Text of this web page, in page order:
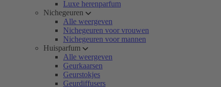
Luxe herenparfum
Nichegeuren
Alle weergeven
Nichegeuren voor vrouwen
Nichegeuren voor mannen
Huisparfum
Alle weergeven
Geurkaarsen
Geurstokjes
Geurdiffusers